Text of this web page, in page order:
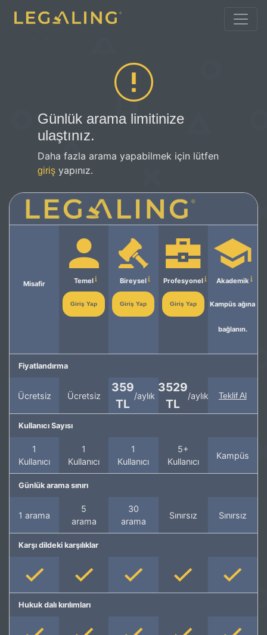
Günlük arama limitinize
ulaştınız.
Daha fazla arama yapabilmek için lütfen
giriş yapınız.
Misafir Temel
Giriş Yap
Bireysel
Giriş Yap
Profesyonel
Giriş Yap
Akademik
Kampüs ağına
bağlanın.
Fiyatlandırma
Ücretsiz Ücretsiz
359
TL
/aylık
3529
TL
/aylık Teklif Al
Kullanıcı Sayısı
1
Kullanıcı
1
Kullanıcı
1
Kullanıcı
5+
Kullanıcı
Kampüs
Günlük arama sınırı
1 arama
5
arama
30
arama
Sınırsız Sınırsız
Karşı dildeki karşılıklar
Hukuk dalı kırılımları